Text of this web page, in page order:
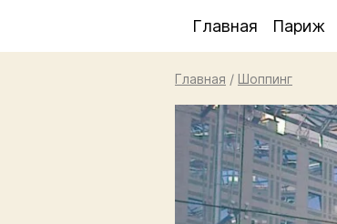
Главная Париж
Главная / Шоппинг